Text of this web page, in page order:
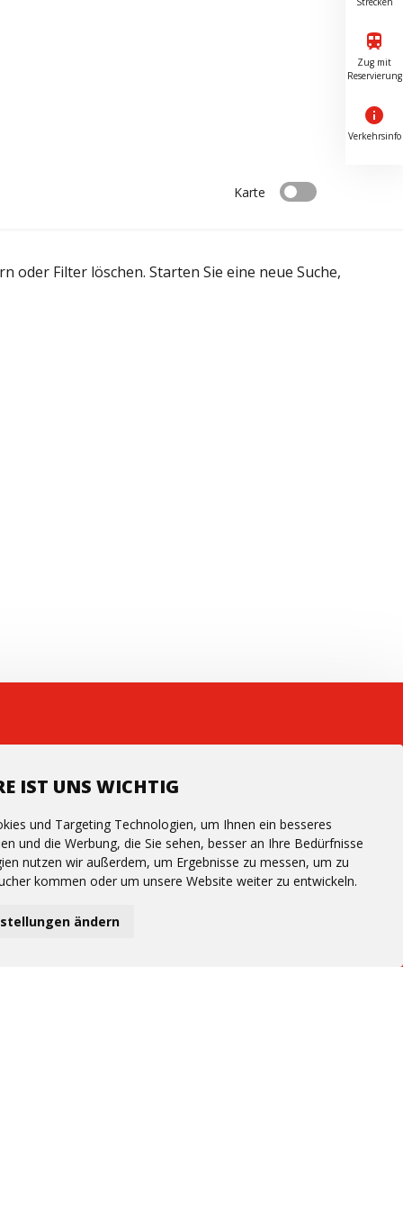
IST UNS WICHTIG
und Targeting Technologien, um Ihnen ein besseres
und die Werbung, die Sie sehen, besser an Ihre Bedürfnisse
nutzen wir außerdem, um Ergebnisse zu messen, um zu
kommen oder um unsere Website weiter zu entwickeln.
ändern
train
Zug mit
Reservierung
info
Verkehrsinfo
Karte
oder Filter löschen. Starten Sie eine neue Suche,